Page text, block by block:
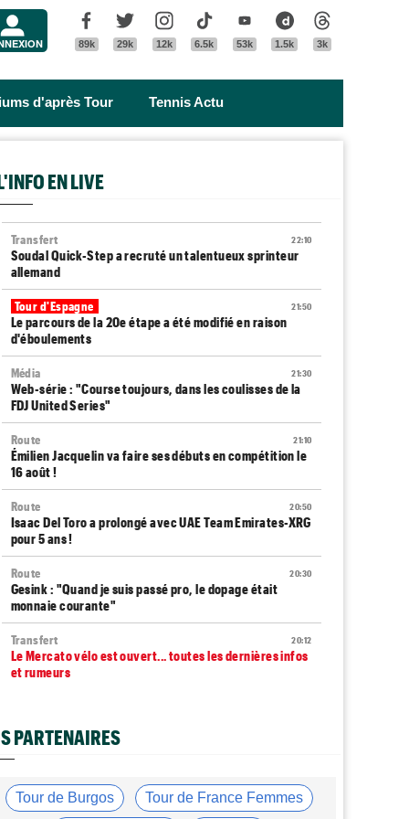
Facebook
89k
Twitter
29k
Instagram
12k
Tik Tok
6.5k
Youtube
53k
Dailymotion
1.5k 3k
d'après Tour Tennis Actu
EN LIVE
22:10
Transfert
Soudal Quick-Step a recruté un talentueux sprinteur
allemand
21:50
Tour d'Espagne
Le parcours de la 20e étape a été modifié en raison
d'éboulements
21:30
Média
Web-série : "Course toujours, dans les coulisses de la
FDJ United Series"
21:10
Route
Émilien Jacquelin va faire ses débuts en compétition le
16 août !
20:50
Route
Isaac Del Toro a prolongé avec UAE Team Emirates-XRG
pour 5 ans !
20:30
Route
Gesink : "Quand je suis passé pro, le dopage était
monnaie courante"
20:12
Transfert
Le Mercato vélo est ouvert... toutes les dernières infos
et rumeurs
formation
Kasia Niewiadoma : "C'est tellement génial d'être
cycliste"
PARTENAIRES
Tour de Burgos Tour de France Femmes